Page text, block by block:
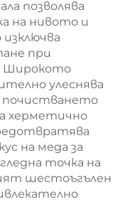
позволява
на нивото и
при
Широкото
улеснява
почистването
херметично
на меда за
точка на
шестоъгълен